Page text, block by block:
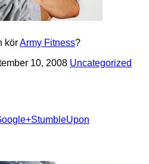
körArmy Fitness?
10, 2008 Uncategorized
StumbleUpon